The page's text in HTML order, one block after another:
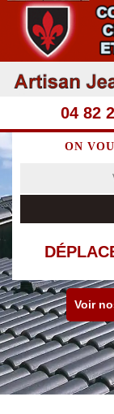
04 82
ON
Voir